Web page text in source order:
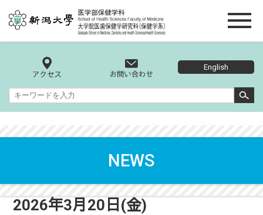
English
NEWS
2026年3月20日(金)